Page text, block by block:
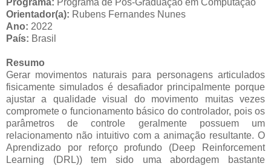
Programa: Programa de Pós-Graduação em Computação
Orientador(a): Rubens Fernandes Nunes
Ano: 2022
País: Brasil
Resumo
Gerar movimentos naturais para personagens articulados
fisicamente simulados é desafiador principalmente porque
ajustar a qualidade visual do movimento muitas vezes
compromete o funcionamento básico do controlador, pois os
parâmetros de controle geralmente possuem um
relacionamento não intuitivo com a animação resultante. O
Aprendizado por reforço profundo (Deep Reinforcement
Learning (DRL)) tem sido uma abordagem bastante